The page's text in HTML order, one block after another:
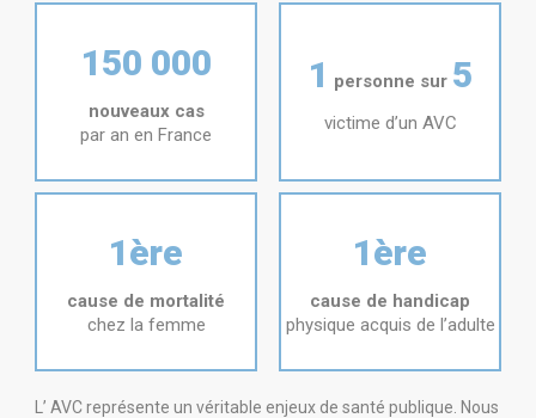
150 000
nouveaux cas
par an en France
1 personne sur 5
victime d’un AVC
1ère
cause de mortalité
chez la femme
1ère
cause de handicap
physique acquis de l’adulte
L’ AVC représente un véritable enjeux de santé publique. Nous